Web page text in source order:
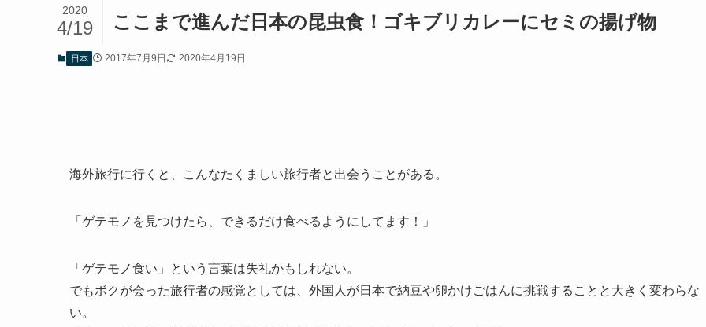
ここまで進んだ日本の昆虫食！ゴキブリカレーにセミの揚げ物
2020
4/19
日本 2017年7月9日 2020年4月19日
海外旅行に行くと、こんなたくましい旅行者と出会うことがある。
「ゲテモノを見つけたら、できるだけ食べるようにしてます！」
「ゲテモノ食い」という言葉は失礼かもしれない。
でもボクが会った旅行者の感覚としては、外国人が日本で納豆や卵かけごはんに挑戦することと大きく変わらな
い。